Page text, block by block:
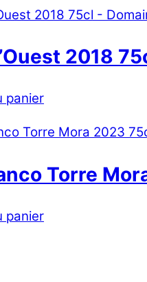
2018
panier
Torre
panier